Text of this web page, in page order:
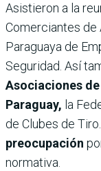
Asistieron a la
Comerciantes de
Paraguaya de
Seguridad. Así
Asociaciones
Paraguay, la
de Clubes de
preocupación
normativa.